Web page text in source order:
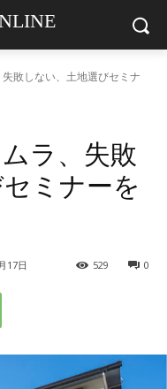
失敗しない、土地選びセミナ
ラ、失敗
ミナーを
17日 0
529